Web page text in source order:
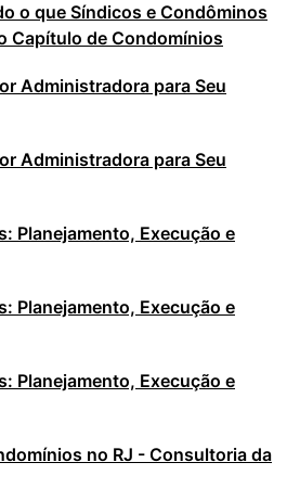
o que Síndicos e Condôminos
Capítulo de Condomínios
Administradora para Seu
Administradora para Seu
Planejamento, Execução e
Planejamento, Execução e
Planejamento, Execução e
no RJ - Consultoria da